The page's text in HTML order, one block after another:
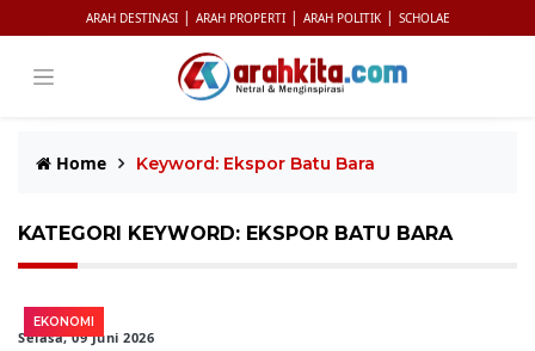
ARAH DESTINASI | ARAH PROPERTI | ARAH POLITIK | SCHOLAE
Home Keyword: Ekspor Batu Bara
KATEGORI KEYWORD: EKSPOR BATU BARA
EKONOMI
Selasa, 09 Juni 2026